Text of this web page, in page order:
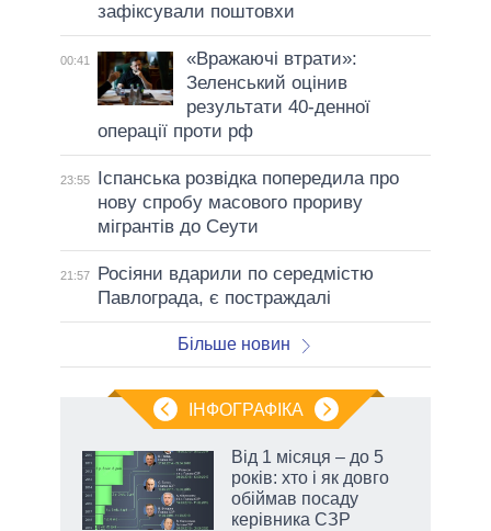
зафіксували поштовхи
00:41
«Вражаючі втрати»:
Зеленський оцінив
результати 40-денної
операції проти рф
23:55
Іспанська розвідка попередила про
нову спробу масового прориву
мігрантів до Сеути
21:57
Росіяни вдарили по середмістю
Павлограда, є постраждалі
Більше новин
ІНФОГРАФІКА
Від 1 місяця – до 5
років: хто і як довго
обіймав посаду
керівника СЗР